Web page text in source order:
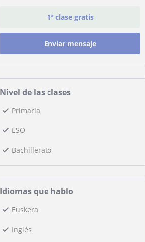
1ª clase gratis
Enviar mensaje
Nivel de las clases
Primaria
ESO
Bachillerato
Idiomas que hablo
Euskera
Inglés